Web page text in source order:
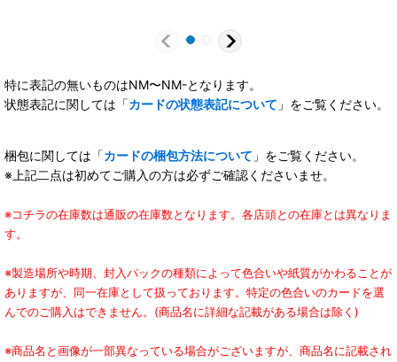
特に表記の無いものはNM〜NM-となります。
状態表記に関しては「カードの状態表記について 」をご覧ください。
梱包に関しては「カードの梱包方法について 」をご覧ください。
※上記二点は初めてご購入の方は必ずご確認くださいませ。
※コチラの在庫数は通販の在庫数となります。各店頭との在庫とは異なりま
す。
※製造場所や時期、封入パックの種類によって色合いや紙質がかわることが
ありますが、同一在庫として扱っております。特定の色合いのカードを選
んでのご購入はできません。(商品名に詳細な記載がある場合は除く)
※商品名と画像が一部異なっている場合がございますが、商品名に記載され